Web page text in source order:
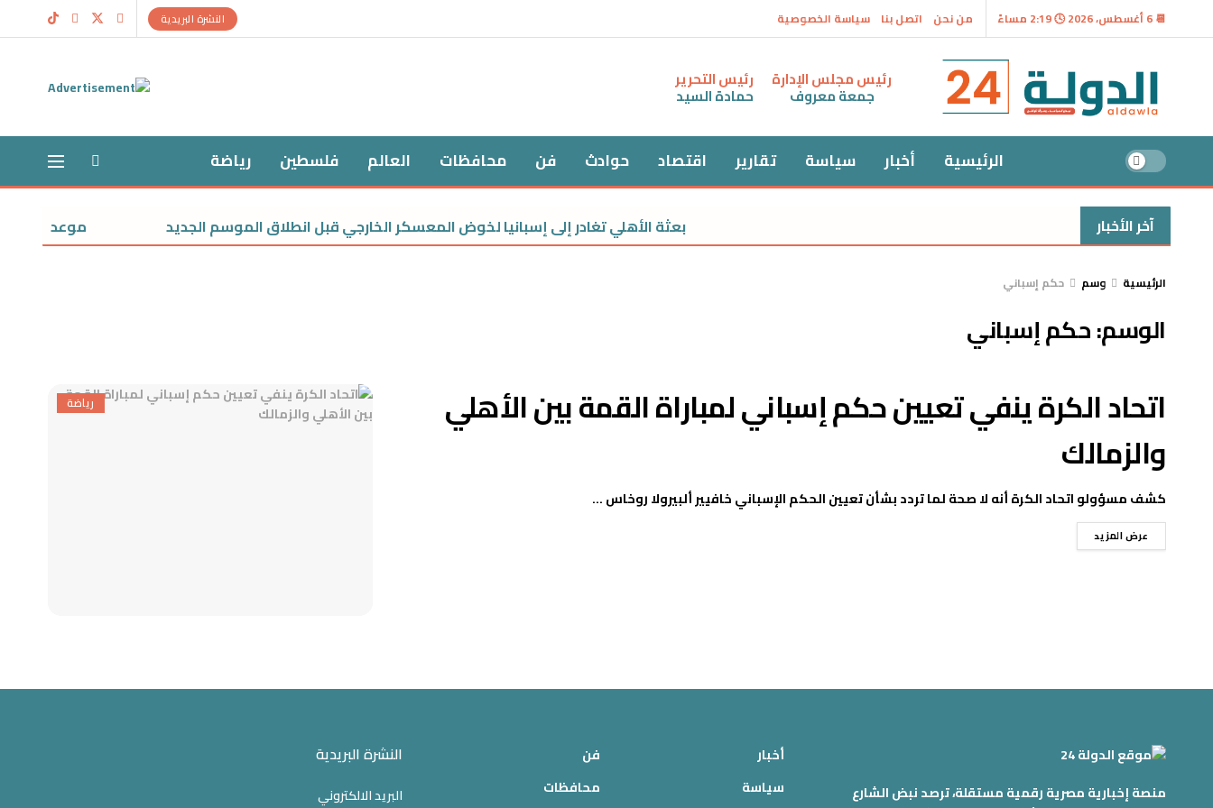
📆 6 أغسطس، 2026 🕓 2:19 مساءً من نحن اتصل بنا سياسة الخصوصية النشرة البريدية
رئيس مجلس الإدارة
جمعة معروف
رئيس التحرير
حمادة السيد
الرئيسية أخبار سياسة تقارير اقتصاد حوادث فن محافظات العالم فلسطين رياضة
آخر الأخبار بعثة الأهلي تغادر إلى إسبانيا لخوض المعسكر الخارجي قبل انطلاق الموسم الجديد موعد صرف
الرئيسية وسم حكم إسباني
الوسم:حكم إسباني
رياضة
اتحاد الكرة ينفي تعيين حكم إسباني لمباراة القمة بين الأهلي
والزمالك
كشف مسؤولو اتحاد الكرة أنه لا صحة لما تردد بشأن تعيين الحكم الإسباني خافيير ألبيرولا روخاس ...
عرض المزيد
منصة إخبارية مصرية رقمية مستقلة، ترصد نبض الشارع
أخبار
سياسة
فن
محافظات
النشرة البريدية
البريد الالكتروني